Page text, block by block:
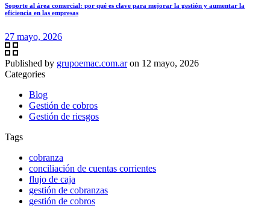
Soporte al área comercial: por qué es clave para mejorar la gestión y aumentar la
eficiencia en las empresas
27 mayo, 2026
Published by grupoemac.com.ar on 12 mayo, 2026
Categories
Blog
Gestión de cobros
Gestión de riesgos
Tags
cobranza
conciliación de cuentas corrientes
flujo de caja
gestión de cobranzas
gestión de cobros